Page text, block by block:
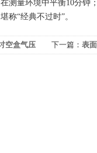
量环境中平衡10分钟
称“经典不过时”。
空盒气压
下一篇： 表